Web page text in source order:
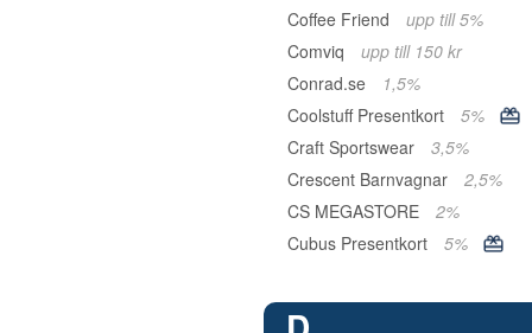
Coffee Friend
upp till 5%
Comviq
upp till 150 kr
Conrad.se
1,5%
Coolstuff Presentkort
5%
Craft Sportswear
3,5%
Crescent Barnvagnar
2,5%
CS MEGASTORE
2%
Cubus Presentkort
5%